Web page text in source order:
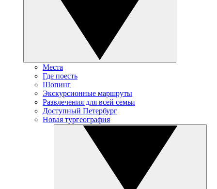
Места
Где поесть
Шопинг
Экскурсионные маршруты
Развлечения для всей семьи
Доступный Петербург
Новая тургеография